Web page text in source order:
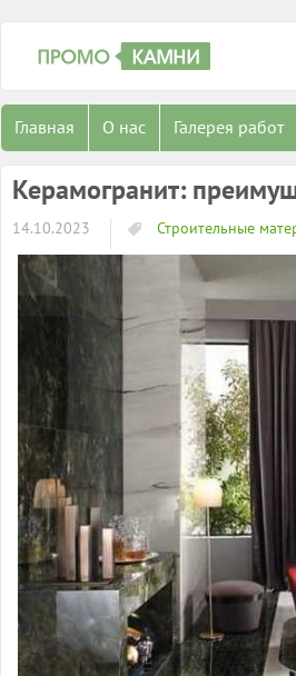
Главная О нас Галерея работ
Керамогранит:
14.10.2023 Строительные